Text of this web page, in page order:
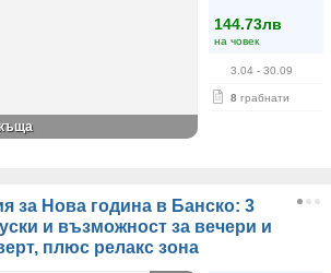
144.73лв
на човек
3.04 - 30.09
8 грабнати
за Нова година в Банско: 3
и възможност за вечери и
плюс релакс зона